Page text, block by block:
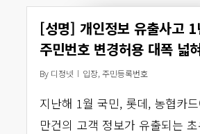
[성명] 개인정보 유출사고
주민번호 변경허용 대폭 넓
By 디정넷 입장,주민등록번호
지난해 1월 국민, 롯데, 농협카
만건의 고객 정보가 유출되는